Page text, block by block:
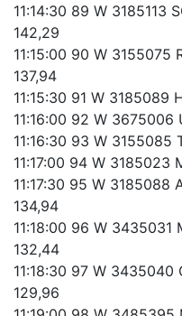
11:14:30 89 W 3185113
142,29
11:15:00 90 W 3155075
137,94
11:15:30 91 W 3185089
11:16:00 92 W 3675006
11:16:30 93 W 3155085
11:17:00 94 W 3185023
11:17:30 95 W 3185088
134,94
11:18:00 96 W 3435031
132,44
11:18:30 97 W 3435040
129,96